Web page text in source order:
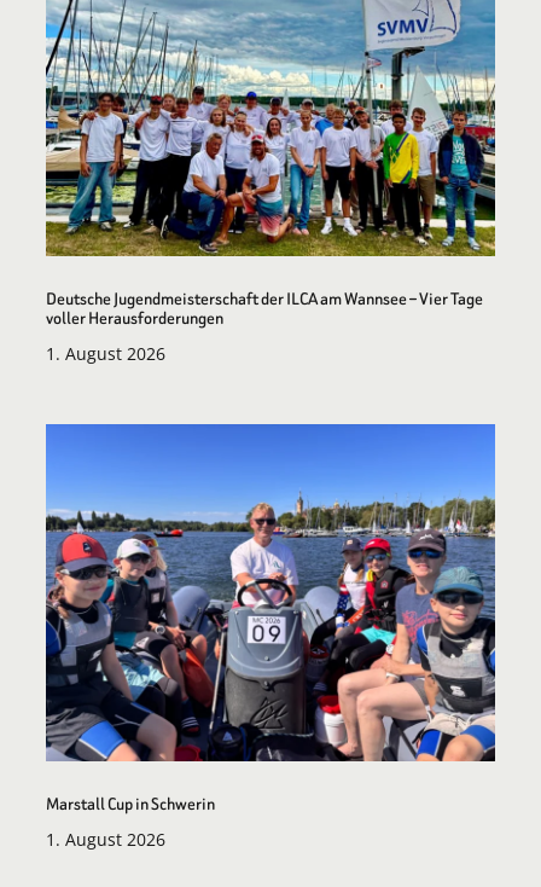
Deutsche Jugendmeisterschaft der ILCA am Wannsee – Vier Tage
voller Herausforderungen
1. August 2026
Marstall Cup in Schwerin
1. August 2026